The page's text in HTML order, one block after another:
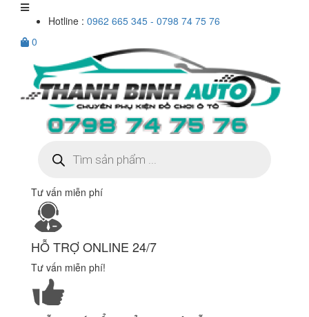
Hotline : 0962 665 345 - 0798 74 75 76
0
kiếm
sản
Tư vấn miễn phí
HỖ TRỢ ONLINE 24/7
Tư vấn miễn phí!